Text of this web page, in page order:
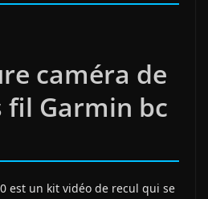
caméra de
fil Garmin bc
est un kit vidéo de recul qui se